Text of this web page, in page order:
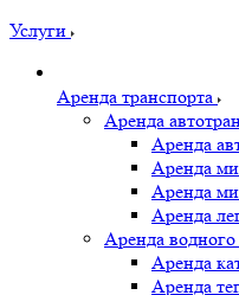
Услуги
Аренда транспорта
Аренда
Аренда
Аренда
Аренда
Аренда
Аренда водного
Аренда
Аренда